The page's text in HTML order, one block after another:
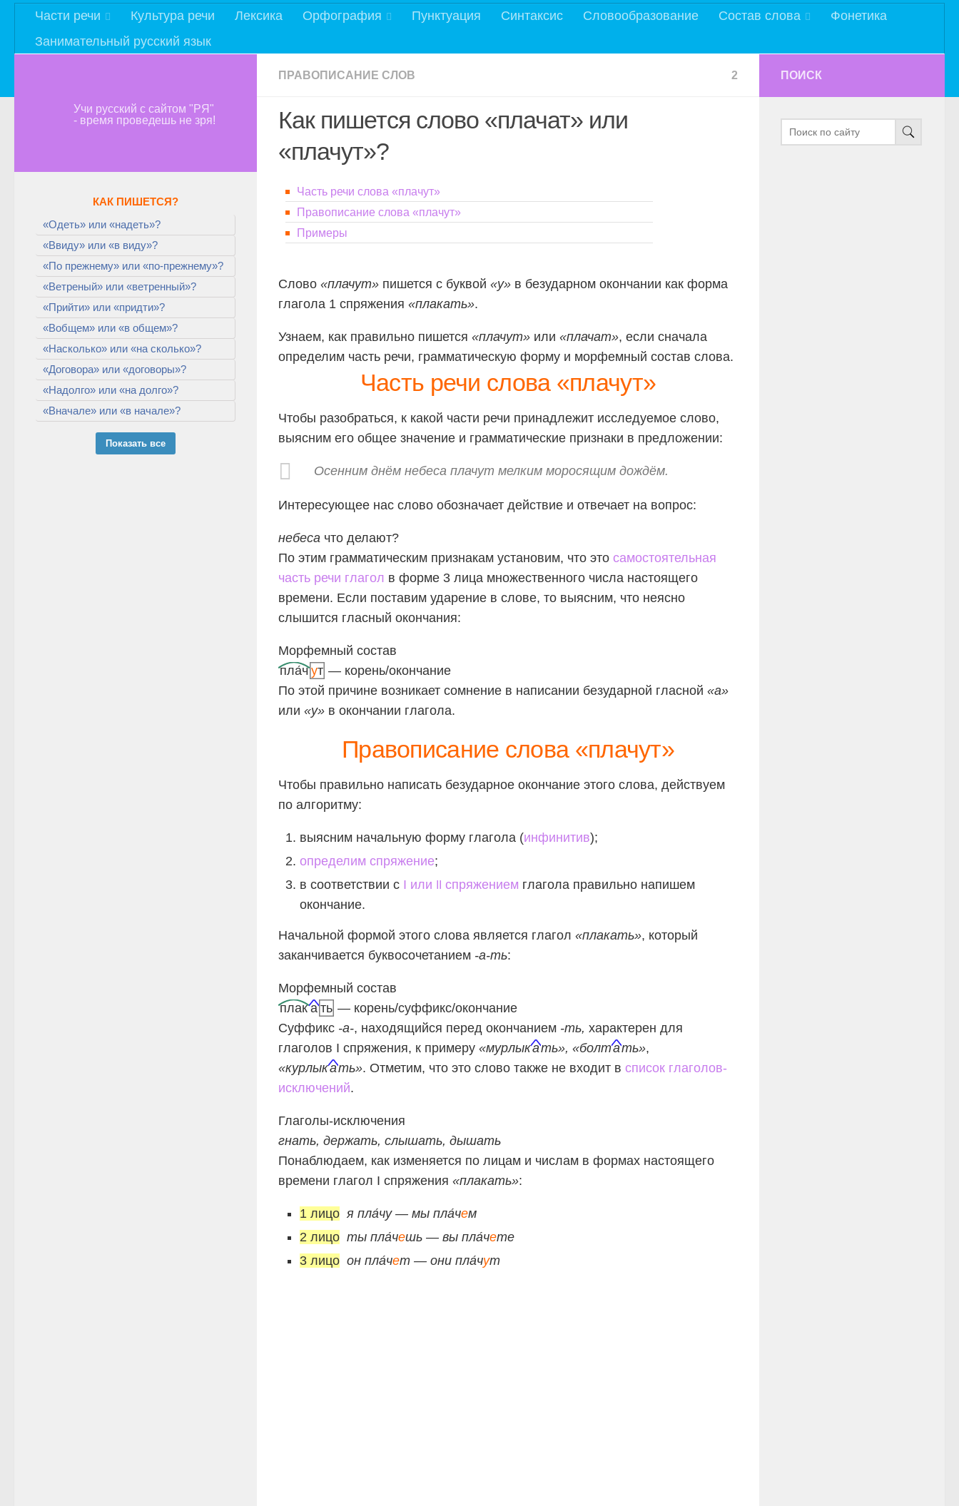
Части речи Культура речи Лексика Орфография Пунктуация Синтаксис Словообразование Состав слова
Фонетика
Занимательный русский язык
ПРАВОПИСАНИЕ СЛОВ 2
Как пишется слово «плачат» или
«плачут»?
Часть речи слова «плачут»
Правописание слова «плачут»
Примеры
Слово «плачут» пишется с буквой «у» в безударном окончании как форма
глагола 1 спряжения «плакать».
Узнаем, как правильно пишется «плачут» или «плачат», если сначала
определим часть речи, грамматическую форму и морфемный состав слова.
Часть речи слова «плачут»
Чтобы разобраться, к какой части речи принадлежит исследуемое слово,
выясним его общее значение и грамматические признаки в предложении:
Осенним днём небеса плачут мелким моросящим дождём.
Интересующее нас слово обозначает действие и отвечает на вопрос:
небеса что делают?
По этим грамматическим признакам установим, что это самостоятельная
часть речи глагол в форме 3 лица множественного числа настоящего
времени. Если поставим ударение в слове, то выясним, что неясно
слышится гласный окончания:
Морфемный состав
пла́ч ут — корень/окончание
По этой причине возникает сомнение в написании безударной гласной «а»
или «у» в окончании глагола.
Правописание слова «плачут»
Чтобы правильно написать безударное окончание этого слова, действуем
по алгоритму:
выясним начальную форму глагола (инфинитив);
определим спряжение;
в соответствии с I или II спряжением глагола правильно напишем
окончание.
Начальной формой этого слова является глагол «плакать», который
заканчивается буквосочетанием -а-ть:
Морфемный состав
плак а ть — корень/суффикс/окончание
Суффикс -а-, находящийся перед окончанием -ть, характерен для
глаголов I спряжения, к примеру «мурлыкать», «болтать»,
«курлыкать». Отметим, что это слово также не входит в список глаголов-
исключений.
Глаголы-исключения
гнать, держать, слышать, дышать
Понаблюдаем, как изменяется по лицам и числам в формах настоящего
времени глагол I спряжения «плакать»:
1 лицо я пла́чу — мы пла́чем
2 лицо ты пла́чешь — вы пла́чете
3 лицо он пла́чет — они пла́чут
Учи русский с сайтом "РЯ"
- время проведешь не зря!
КАК ПИШЕТСЯ?
«Одеть» или «надеть»?
«Ввиду» или «в виду»?
«По прежнему» или «по-прежнему»?
«Ветреный» или «ветренный»?
«Прийти» или «придти»?
«Вобщем» или «в общем»?
«Насколько» или «на сколько»?
«Договора» или «договоры»?
«Надолго» или «на долго»?
«Вначале» или «в начале»?
Показать все
ПОИСК